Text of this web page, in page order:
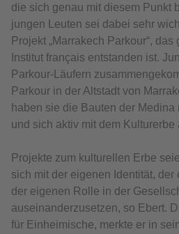
die sich genau mit diesem Punkt
jungen Leuten sei dabei sehr
Projekt „Marrakech Parkour“,
Institut français entstanden ist.
Parkour-Läufern
Parkour in der Altstadt von
haben sie die Bauten der
und sich aktiv mit dem
Projekte zum kulturellen Erbe
sich mit der eigenen Identität, der
der eigenen Rolle in der
auseinanderzusetzen, so Ebert.
für Einheimische, merkte er in